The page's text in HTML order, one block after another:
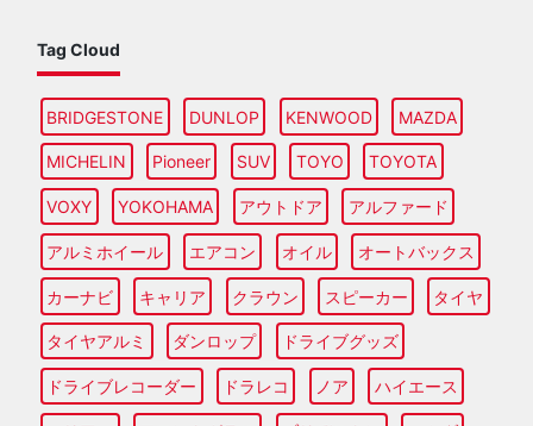
Tag Cloud
BRIDGESTONE DUNLOP KENWOOD MAZDA
MICHELIN Pioneer SUV TOYO TOYOTA
VOXY YOKOHAMA アウトドア アルファード
アルミホイール エアコン オイル オートバックス
カーナビ キャリア クラウン スピーカー タイヤ
タイヤアルミ ダンロップ ドライブグッズ
ドライブレコーダー ドラレコ ノア ハイエース